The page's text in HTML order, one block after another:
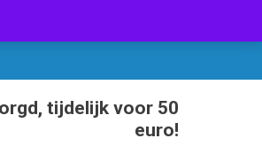
tijdelijk voor 50
euro!